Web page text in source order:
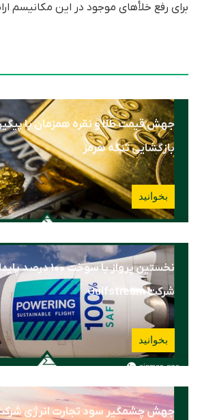
برای رفع خلأهای موجود در این مکانیسم
جهش قیمت طلا و نقره همزمان با
بازگشایی تنگه هرمز
بخوانید
نخستین پرواز با سوخت
شرکت Gulfstream
بخوانید